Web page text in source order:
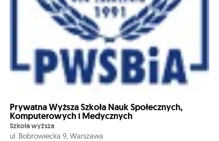
Prywatna Wyższa Szkoła Nauk Społecznych,
Komputerowych i Medycznych
Szkoła wyższa
ul. Bobrowiecka 9, Warszawa